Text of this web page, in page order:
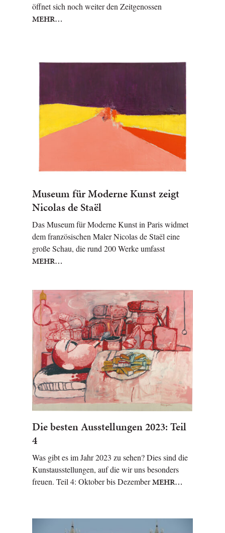
öffnet sich noch weiter den Zeitgenossen
MEHR…
Museum für Moderne Kunst zeigt
Nicolas de Staël
Das Museum für Moderne Kunst in Paris widmet
dem französischen Maler Nicolas de Staël eine
große Schau, die rund 200 Werke umfasst
MEHR…
Die besten Ausstellungen 2023: Teil
4
Was gibt es im Jahr 2023 zu sehen? Dies sind die
Kunstausstellungen, auf die wir uns besonders
freuen. Teil 4: Oktober bis DezemberMEHR…